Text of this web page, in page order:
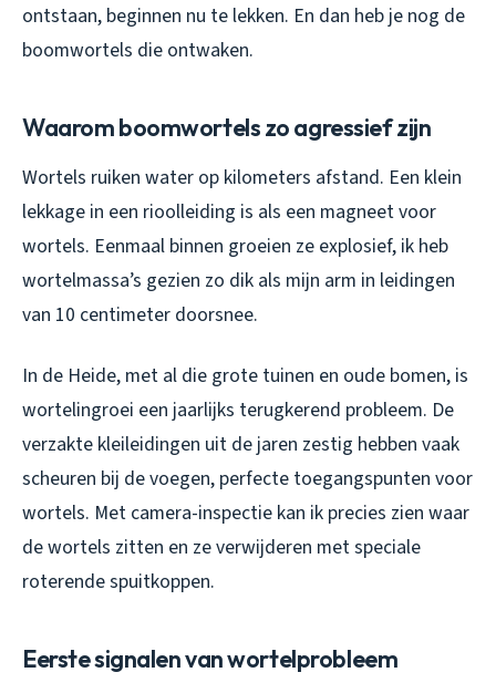
ontstaan, beginnen nu te lekken. En dan heb je nog de
boomwortels die ontwaken.
Waarom boomwortels zo agressief zijn
Wortels ruiken water op kilometers afstand. Een klein
lekkage in een rioolleiding is als een magneet voor
wortels. Eenmaal binnen groeien ze explosief, ik heb
wortelmassa’s gezien zo dik als mijn arm in leidingen
van 10 centimeter doorsnee.
In de Heide, met al die grote tuinen en oude bomen, is
wortelingroei een jaarlijks terugkerend probleem. De
verzakte kleileidingen uit de jaren zestig hebben vaak
scheuren bij de voegen, perfecte toegangspunten voor
wortels. Met camera-inspectie kan ik precies zien waar
de wortels zitten en ze verwijderen met speciale
roterende spuitkoppen.
Eerste signalen van wortelprobleem